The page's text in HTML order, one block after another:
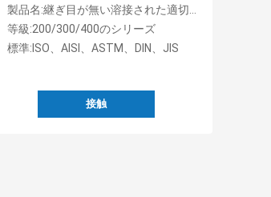
製品名:継ぎ目が無い溶接された適切なステンレス鋼の管
等級:200/300/400のシリーズ
標準:ISO、AISI、ASTM、DIN、JIS
接触